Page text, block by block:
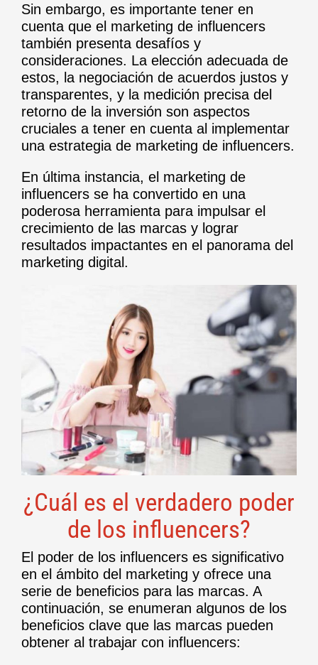
Sin embargo, es importante tener en
cuenta que el marketing de influencers
también presenta desafíos y
consideraciones. La elección adecuada de
estos, la negociación de acuerdos justos y
transparentes, y la medición precisa del
retorno de la inversión son aspectos
cruciales a tener en cuenta al implementar
una estrategia de marketing de influencers.
En última instancia, el marketing de
influencers se ha convertido en una
poderosa herramienta para impulsar el
crecimiento de las marcas y lograr
resultados impactantes en el panorama del
marketing digital.
¿Cuál es el verdadero poder
de los influencers?
El poder de los influencers es significativo
en el ámbito del marketing y ofrece una
serie de beneficios para las marcas. A
continuación, se enumeran algunos de los
beneficios clave que las marcas pueden
obtener al trabajar con influencers: